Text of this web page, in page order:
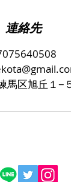
連絡先
馬区旭丘１−